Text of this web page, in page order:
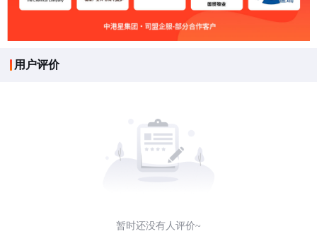
用户评价
暂时还没有人评价~